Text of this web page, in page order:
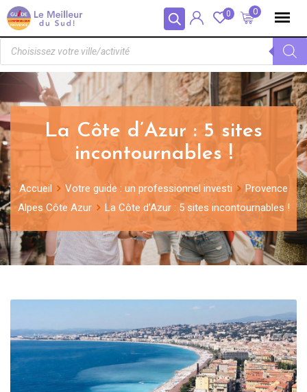
Panneau de gestion des cookies 0
0
La Côte d’Azur : 5 sites
incontournables !
Accueil Votre guide : un professionnel investi
Provence
Alpes Côte Azur
La Côte d’Azur : 5 sites incontournables !